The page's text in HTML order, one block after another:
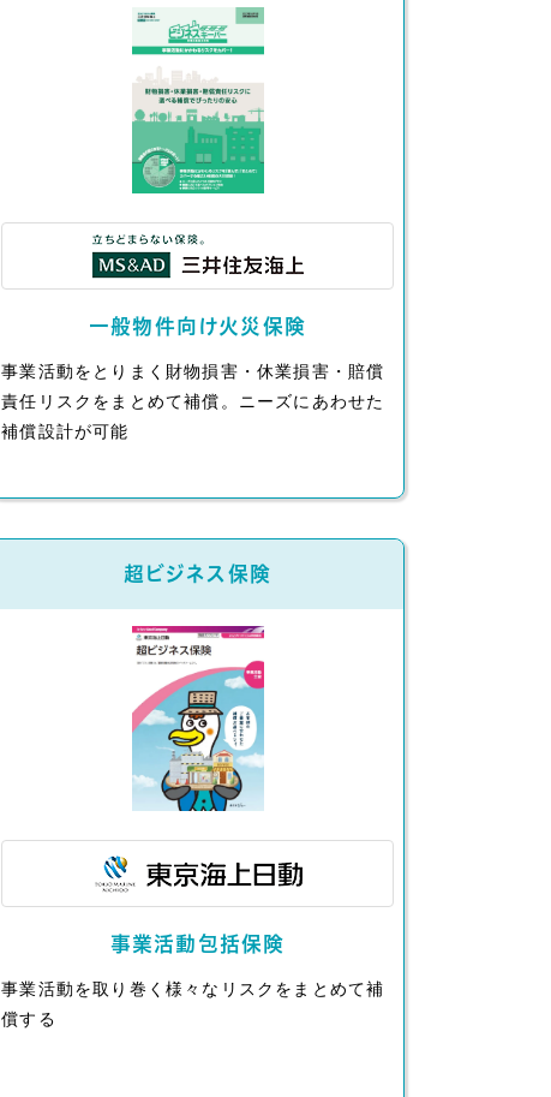
一般物件向け火災保険
事業活動をとりまく財物損害・休業損害・賠償
責任リスクをまとめて補償。ニーズにあわせた
補償設計が可能
超ビジネス保険
事業活動包括保険
事業活動を取り巻く様々なリスクをまとめて補
償する